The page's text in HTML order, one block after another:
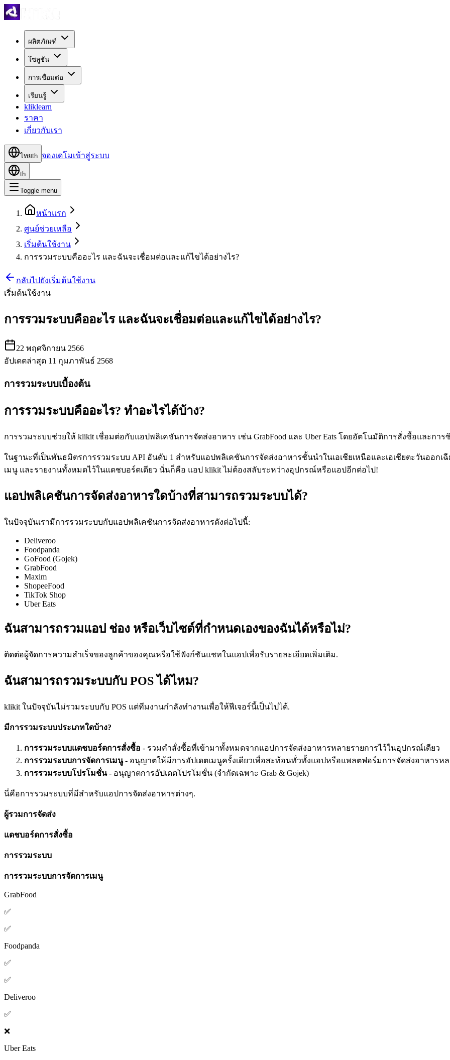
ผลิตภัณฑ์
โซลูชัน
การเชื่อมต่อ
เรียนรู้
kliklearn
ราคา
เกี่ยวกับเรา
ไทยth จองเดโมเข้าสู่ระบบ
th
Toggle menu
หน้าแรก
ศูนย์ช่วยเหลือ
เริ่มต้นใช้งาน
การรวมระบบคืออะไร และฉันจะเชื่อมต่อและแก้ไขได้อย่างไร?
กลับไปยังเริ่มต้นใช้งาน
เริ่มต้นใช้งาน
การรวมระบบคืออะไร และฉันจะเชื่อมต่อและแก้ไขได้อย่างไร?
22 พฤศจิกายน 2566
อัปเดตล่าสุด 11 กุมภาพันธ์ 2568
การรวมระบบเบื้องต้น
การรวมระบบคืออะไร? ทำอะไรได้บ้าง?
การรวมระบบช่วยให้ klikit เชื่อมต่อกับแอปพลิเคชันการจัดส่งอาหาร เช่น GrabFood และ Uber Eats โดยอัตโนมัติการสั่งซื้อและการซิ
ในฐานะที่เป็นพันธมิตรการรวมระบบ API อันดับ 1 สำหรับแอปพลิเคชันการจัดส่งอาหารชั้นนำในเอเชียเหนือและเอเชียตะวันออกเ
เมนู และรายงานทั้งหมดไว้ในแดชบอร์ดเดียว นั่นก็คือ แอป klikit ไม่ต้องสลับระหว่างอุปกรณ์หรือแอปอีกต่อไป!
แอปพลิเคชันการจัดส่งอาหารใดบ้างที่สามารถรวมระบบได้?
ในปัจจุบันเรามีการรวมระบบกับแอปพลิเคชันการจัดส่งอาหารดังต่อไปนี้:
Deliveroo
Foodpanda
GoFood (Gojek)
GrabFood
Maxim
ShopeeFood
TikTok Shop
Uber Eats
ฉันสามารถรวมแอป ช่อง หรือเว็บไซต์ที่กำหนดเองของฉันได้หรือไม่?
ติดต่อผู้จัดการความสำเร็จของลูกค้าของคุณหรือใช้ฟังก์ชันแชทในแอปเพื่อรับรายละเอียดเพิ่มเติม.
ฉันสามารถรวมระบบกับ POS ได้ไหม?
klikit ในปัจจุบันไม่รวมระบบกับ POS แต่ทีมงานกำลังทำงานเพื่อให้ฟีเจอร์นี้เป็นไปได้.
มีการรวมระบบประเภทใดบ้าง?
การรวมระบบแดชบอร์ดการสั่งซื้อ - รวมคำสั่งซื้อที่เข้ามาทั้งหมดจากแอปการจัดส่งอาหารหลายรายการไว้ในอุปกรณ์เดียว
การรวมระบบการจัดการเมนู- อนุญาตให้มีการอัปเดตเมนูครั้งเดียวเพื่อสะท้อนทั่วทั้งแอปหรือแพลตฟอร์มการจัดส่งอาหารหล
การรวมระบบโปรโมชั่น- อนุญาตการอัปเดตโปรโมชั่น (จำกัดเฉพาะ Grab & Gojek)
นี่คือการรวมระบบที่มีสำหรับแอปการจัดส่งอาหารต่างๆ.
ผู้รวมการจัดส่ง
แดชบอร์ดการสั่งซื้อ
การรวมระบบ
การรวมระบบการจัดการเมนู
GrabFood
✅
✅
Foodpanda
✅
✅
Deliveroo
✅
❌
Uber Eats